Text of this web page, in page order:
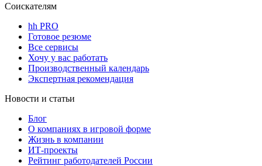
Соискателям
hh PRO
Готовое резюме
Все сервисы
Хочу у вас работать
Производственный календарь
Экспертная рекомендация
Новости и статьи
Блог
О компаниях в игровой форме
Жизнь в компании
ИТ-проекты
Рейтинг работодателей России